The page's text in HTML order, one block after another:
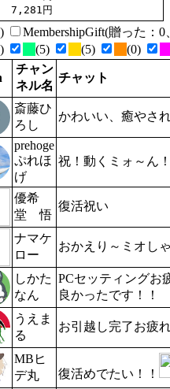
MembershipGift(贈った：
(5) (5) (0)
チャン
ネル名
チャット
斎藤ひ
ろし
かわいい、癒やさ
prehoge
ぷれほ
げ
祝！動くミォ～ん
優希
堂 悟
復活祝い
ナマケ
ロー
おかえり～ミオし
しかた
なん
PCセッティングお
良かったです！！
うえま
る
お引越し完了お疲
MBヒ
デ丸
復活めでたい！！